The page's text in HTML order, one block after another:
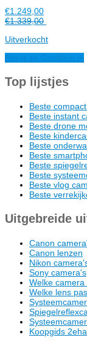
€1.249,00
€1.339,00
Uitverkocht
Top lijstjes
Beste
Beste instant
Beste drone
Beste
Beste
Beste
Beste
Beste
Beste vlog
Beste
Uitgebreide
Canon
Canon lenzen
Nikon
Sony camera's
Welke
Welke lens
Koopgids